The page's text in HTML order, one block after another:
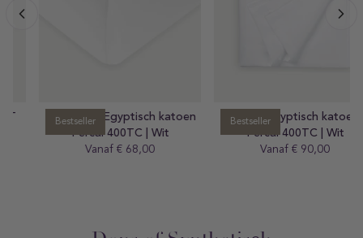
Bestseller
Hoeslaken Egyptisch katoen
Percal 400TC | Wit
Prijs
Vanaf € 68,00
Bestseller
Laken Egyptisch katoen
Percal 400TC | Wit
Prijs
Vanaf € 90,00